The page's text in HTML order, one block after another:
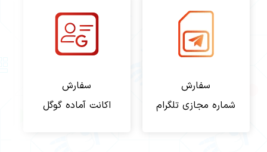
سفارش
شماره مجازی تلگرام
سفارش
اکانت آماده گوگل